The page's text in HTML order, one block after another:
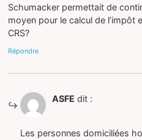
Schumacker permettait de
moyen pour le calcul de l’impôt
CRS?
Répondre
ASFE dit :
Les personnes domiciliées